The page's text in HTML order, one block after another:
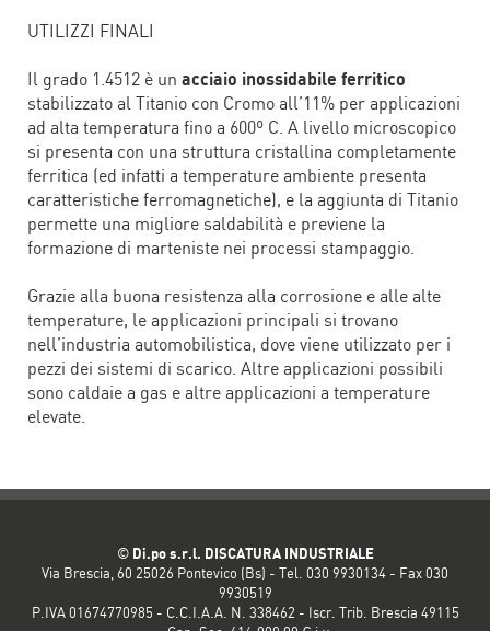
UTILIZZI FINALI
Il grado 1.4512 è un acciaio inossidabile ferritico
stabilizzato al Titanio con Cromo all’11% per applicazioni
ad alta temperatura fino a 600º C. A livello microscopico
si presenta con una struttura cristallina completamente
ferritica (ed infatti a temperature ambiente presenta
caratteristiche ferromagnetiche), e la aggiunta di Titanio
permette una migliore saldabilità e previene la
formazione di marteniste nei processi stampaggio.
Grazie alla buona resistenza alla corrosione e alle alte
temperature, le applicazioni principali si trovano
nell’industria automobilistica, dove viene utilizzato per i
pezzi dei sistemi di scarico. Altre applicazioni possibili
sono caldaie a gas e altre applicazioni a temperature
elevate.
© Di.po s.r.l. DISCATURA INDUSTRIALE
Via Brescia, 60 25026 Pontevico (Bs) - Tel. 030 9930134 - Fax 030
9930519
P.IVA 01674770985 - C.C.I.A.A. N. 338462 - Iscr. Trib. Brescia 49115